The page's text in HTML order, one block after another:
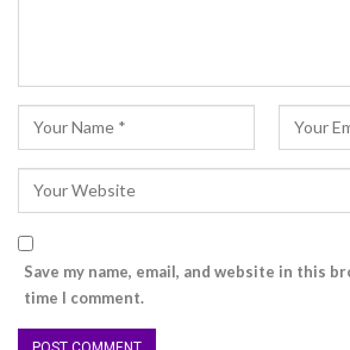
Save my name, email, and website in this
time I comment.